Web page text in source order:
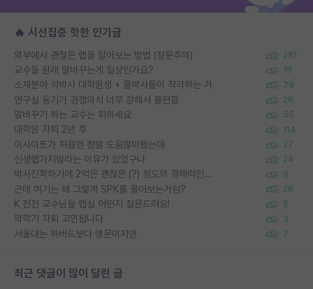
🔥 시선집중 핫한 인기글
외부에서 괜찮은 랩을 알아보는 방법 (장문주의) 281
교수들 원래 말바꾸는게 일상인가요? 16
소재분야 석박사 대학원생 + 물박사들이 착각하는 거 79
연구실 동기가 경쟁의식 너무 강해서 불편함 26
말바꾸기 하는 교수는 피하세요 56
대학원 자퇴 2년 후 114
이사이트가 처음엔 정말 도움많이됐는데 27
신생랩가지말라는 이유가 있었구나 24
박사진학하기에 2억은 괜찮은 (?) 정도의 경제력인가요 9
근데 여기는 왜 그렇게 SPK를 물어보는거임? 28
K 전전 교수님들 랩실 어떤지 질문드려요! 5
막학기 자퇴 고민됩니다 3
서울대는 하버드보다 명문이지만 7
최근 댓글이 많이 달린 글